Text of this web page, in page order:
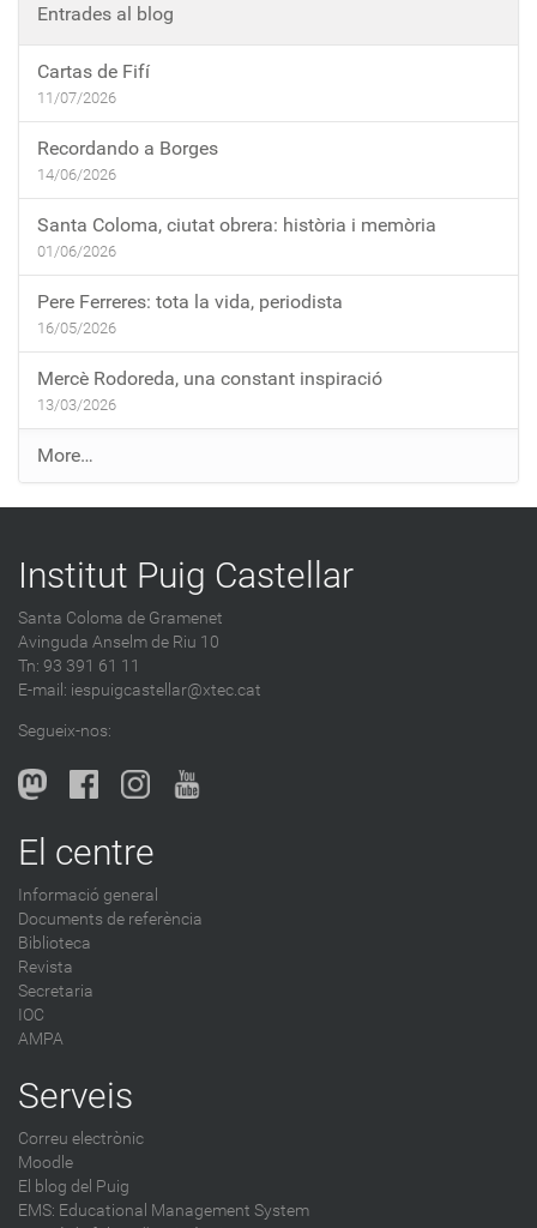
Entrades al blog
Cartas de Fifí
11/07/2026
Recordando a Borges
14/06/2026
Santa Coloma, ciutat obrera: història i memòria
01/06/2026
Pere Ferreres: tota la vida, periodista
16/05/2026
Mercè Rodoreda, una constant inspiració
13/03/2026
E
n
t
a
e
s
a
b
l
o
-
More…
Institut Puig Castellar
Santa Coloma de Gramenet
Avinguda Anselm de Riu 10
Tn: 93 391 61 11
E-mail: iespuigcastellar@xtec.cat
Segueix-nos:
El centre
Informació general
Documents de referència
Biblioteca
Revista
Secretaria
IOC
AMPA
Serveis
Correu electrònic
Moodle
El blog del Puig
EMS: Educational Management System